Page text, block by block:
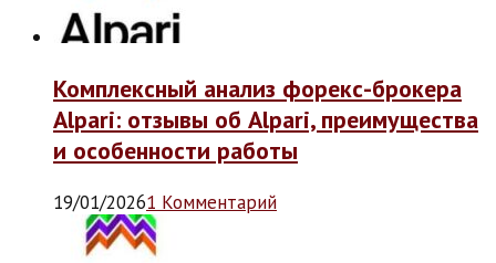
Комплексный анализ форекс-брокера
Alpari: отзывы об Alpari, преимущества
и особенности работы
19/01/20261 Комментарий